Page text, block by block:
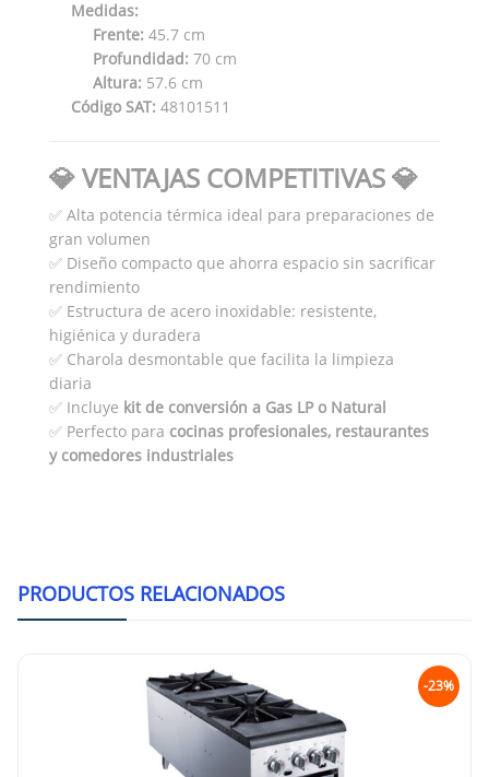
Medidas:
Frente: 45.7 cm
Profundidad: 70 cm
Altura: 57.6 cm
Código SAT: 48101511
💎 VENTAJAS COMPETITIVAS 💎
✅ Alta potencia térmica ideal para preparaciones de
gran volumen
✅ Diseño compacto que ahorra espacio sin sacrificar
rendimiento
✅ Estructura de acero inoxidable: resistente,
higiénica y duradera
✅ Charola desmontable que facilita la limpieza
diaria
✅ Incluye kit de conversión a Gas LP o Natural
✅ Perfecto para cocinas profesionales, restaurantes
y comedores industriales
PRODUCTOS RELACIONADOS
-23%